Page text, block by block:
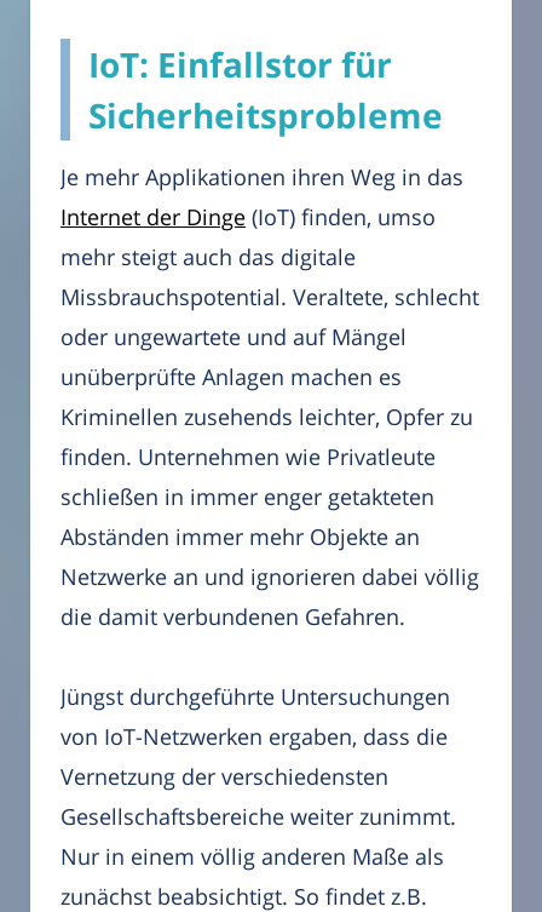
IoT: Einfallstor für
Sicherheitsprobleme
Je mehr Applikationen ihren Weg in das
Internet der Dinge (IoT) finden, umso
mehr steigt auch das digitale
Missbrauchspotential. Veraltete, schlecht
oder ungewartete und auf Mängel
unüberprüfte Anlagen machen es
Kriminellen zusehends leichter, Opfer zu
finden. Unternehmen wie Privatleute
schließen in immer enger getakteten
Abständen immer mehr Objekte an
Netzwerke an und ignorieren dabei völlig
die damit verbundenen Gefahren.
Jüngst durchgeführte Untersuchungen
von IoT-Netzwerken ergaben, dass die
Vernetzung der verschiedensten
Gesellschaftsbereiche weiter zunimmt.
Nur in einem völlig anderen Maße als
zunächst beabsichtigt. So findet z.B.